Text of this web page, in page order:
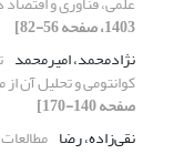
1403، صفحه 56-82]
نژادمحمد، امیرمحمد
کوانتومی و تحلیل آن
صفحه 140-170]
نقی‌زاده، رضا